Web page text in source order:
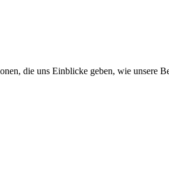
die uns Einblicke geben, wie unsere